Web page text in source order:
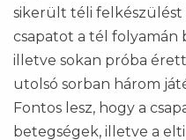
sikerült téli felkészülést
csapatot a tél
illetve sokan próba
utolsó sorban három
Fontos lesz, hogy a
betegségek, illetve a